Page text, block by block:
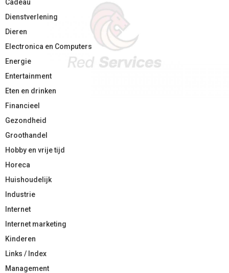
Cadeau
Dienstverlening
Dieren
Electronica en Computers
Energie
Entertainment
Eten en drinken
Financieel
Gezondheid
Groothandel
Hobby en vrije tijd
Horeca
Huishoudelijk
Industrie
Internet
Internet marketing
Kinderen
Links / Index
Management